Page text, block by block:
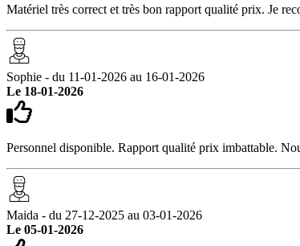
Matériel très correct et très bon rapport qualité prix. Je
Sophie - du 11-01-2026 au 16-01-2026
Le 18-01-2026
Personnel disponible. Rapport qualité prix imbattable.
Maida - du 27-12-2025 au 03-01-2026
Le 05-01-2026